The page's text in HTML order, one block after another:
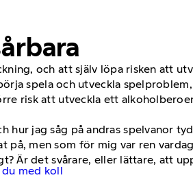
du med koll
och att själv löpa risken att
spela och utveckla
risk att utveckla ett
jag såg på andras spelvanor
på, men som för mig var ren
Är det svårare, eller lättare, att